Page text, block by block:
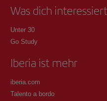
Was dich interessiert
Unter 30
Go Study
Iberia ist mehr
iberia.com
Talento a bordo